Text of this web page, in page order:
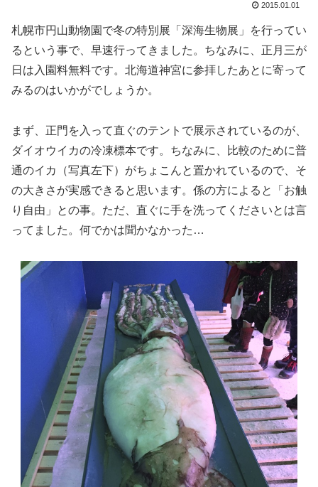
2015.01.01
札幌市円山動物園で冬の特別展「深海生物展」を行ってい
るという事で、早速行ってきました。ちなみに、正月三が
日は入園料無料です。北海道神宮に参拝したあとに寄って
みるのはいかがでしょうか。
まず、正門を入って直ぐのテントで展示されているのが、
ダイオウイカの冷凍標本です。ちなみに、比較のために普
通のイカ（写真左下）がちょこんと置かれているので、そ
の大きさが実感できると思います。係の方によると「お触
り自由」との事。ただ、直ぐに手を洗ってくださいとは言
ってました。何でかは聞かなかった…